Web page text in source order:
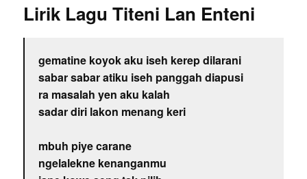
Lirik Lagu Titeni Lan Enteni
gematine koyok aku iseh kerep dilarani
sabar sabar atiku iseh panggah diapusi
ra masalah yen aku kalah
sadar diri lakon menang keri
mbuh piye carane
ngelalekne kenanganmu